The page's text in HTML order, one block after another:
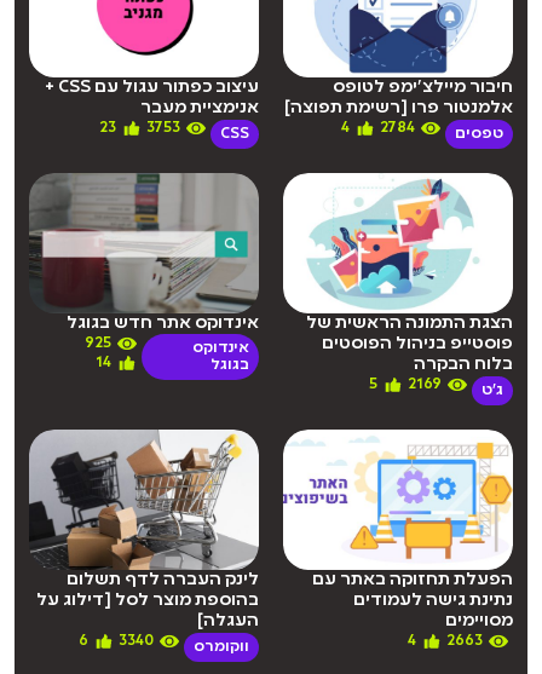
חיבור מיילצ’ימפ לטופס
אלמנטור פרו [רשימת תפוצה]
טפסים 2784
4
עיצוב כפתור עגול עם CSS +
אנימציית מעבר
CSS
3753
23
הצגת התמונה הראשית של
פוסטייפ בניהול הפוסטים
בלוח הבקרה
ג'ט 2169
5
אינדוקס אתר חדש בגוגל
אינדוקס
בגוגל
925
14
הפעלת תחזוקה באתר עם
נתינת גישה לעמודים
מסויימים
2663
4
לינק העברה לדף תשלום
בהוספת מוצר לסל [דילוג על
העגלה]
ווקומרס 3340
6